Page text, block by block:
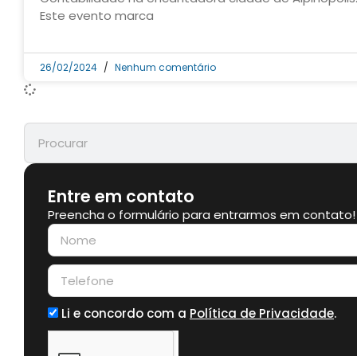
Este evento marca
26/02/2024 Nenhum comentário
Entre em contato
Preencha o formulário para entrarmos em contato!
Li e concordo com a Política de Privacidade.